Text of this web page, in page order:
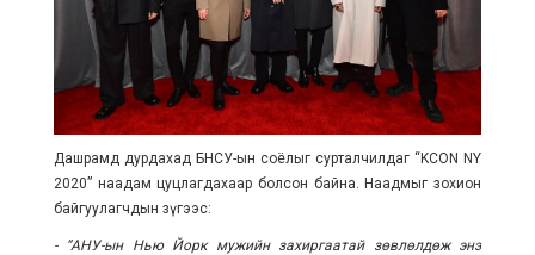
Дашрамд дурдахад БНСУ-ын соёлыг сурталчилдаг “KCON NY
2020” наадам цуцлагдахаар болсон байна. Наадмыг зохион
байгуулагчдын зүгээс:
- “АНУ-ын Нью Йорк мужийн захиргаатай зөвлөлдөж энэ